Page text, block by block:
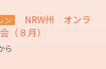
ン
NRW州 オンラ
（８月）
ら